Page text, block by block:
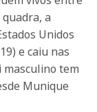
a
Unidos
e caiu nas
masculino tem
Munique